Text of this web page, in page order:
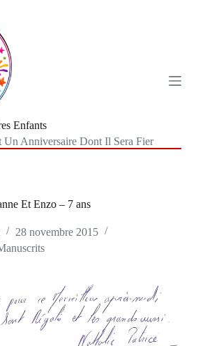
Enfants
Un Anniversaire Dont Il Sera Fier
Et Enzo – 7 ans
28 novembre 2015